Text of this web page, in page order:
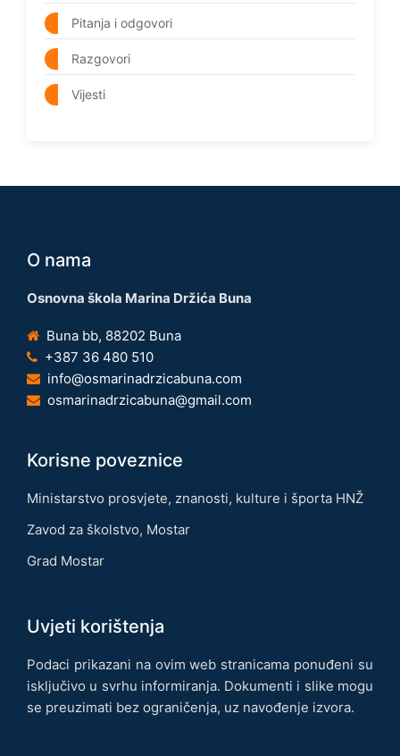
Pitanja i odgovori
Razgovori
Vijesti
O nama
Osnovna škola Marina Držića Buna
Buna bb, 88202 Buna
+387 36 480 510
info@osmarinadrzicabuna.com
osmarinadrzicabuna@gmail.com
Korisne poveznice
Ministarstvo prosvjete, znanosti, kulture i športa HNŽ
Zavod za školstvo, Mostar
Grad Mostar
Uvjeti korištenja
Podaci prikazani na ovim web stranicama ponuđeni su
isključivo u svrhu informiranja. Dokumenti i slike mogu
se preuzimati bez ograničenja, uz navođenje izvora.